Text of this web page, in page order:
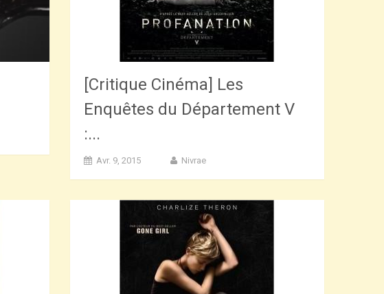
[Critique Cinéma] Les
Enquêtes du Département V
:...
Avr. 9, 2015 Nivrae